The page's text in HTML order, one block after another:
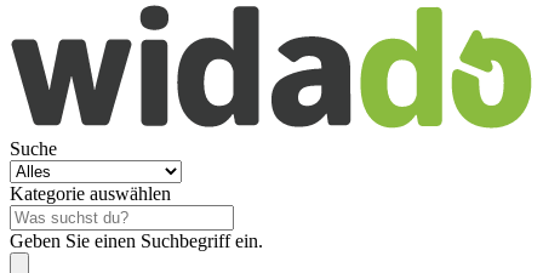
Suche
Kategorie auswählen
Geben Sie einen Suchbegriff ein.